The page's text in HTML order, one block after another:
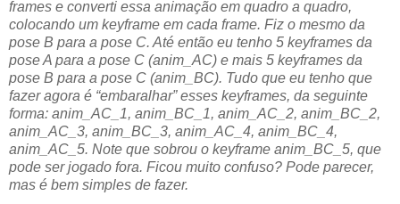
frames e converti essa animação em quadro a quadro,
colocando um keyframe em cada frame. Fiz o mesmo da
pose B para a pose C. Até então eu tenho 5 keyframes da
pose A para a pose C (anim_AC) e mais 5 keyframes da
pose B para a pose C (anim_BC). Tudo que eu tenho que
fazer agora é “embaralhar” esses keyframes, da seguinte
forma: anim_AC_1, anim_BC_1, anim_AC_2, anim_BC_2,
anim_AC_3, anim_BC_3, anim_AC_4, anim_BC_4,
anim_AC_5. Note que sobrou o keyframe anim_BC_5, que
pode ser jogado fora. Ficou muito confuso? Pode parecer,
mas é bem simples de fazer.